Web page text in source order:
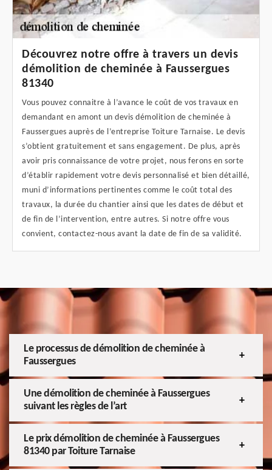
Découvrez notre offre à travers un devis
démolition de cheminée à Faussergues
81340
Vous pouvez connaitre à l’avance le coût de vos travaux en
demandant en amont un devis démolition de cheminée à
Faussergues auprès de l’entreprise Toiture Tarnaise. Le devis
s’obtient gratuitement et sans engagement. De plus, après
avoir pris connaissance de votre projet, nous ferons en sorte
d’établir rapidement votre devis personnalisé et bien détaillé,
muni d’informations pertinentes comme le coût total des
travaux, la durée du chantier ainsi que les dates de début et
de fin de l’intervention, entre autres. Si notre offre vous
convient, contactez-nous avant la date de fin de sa validité.
Le processus de démolition de cheminée à
Faussergues
Une démolition de cheminée à Faussergues
suivant les règles de l’art
Le prix démolition de cheminée à Faussergues
81340 par Toiture Tarnaise